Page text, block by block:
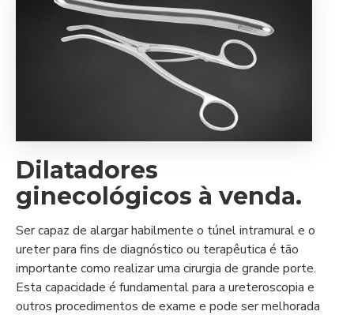
Dilatadores
ginecológicos à venda.
Ser capaz de alargar habilmente o túnel intramural e o
ureter para fins de diagnóstico ou terapêutica é tão
importante como realizar uma cirurgia de grande porte.
Esta capacidade é fundamental para a ureteroscopia e
outros procedimentos de exame e pode ser melhorada